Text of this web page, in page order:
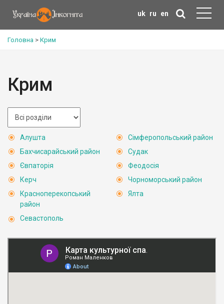
uk ru en
Головна > Крим
Крим
Алушта
Бахчисарайський район
Євпаторія
Керч
Красноперекопський
район
Севастополь
Сімферопольський район
Судак
Феодосія
Чорноморський район
Ялта